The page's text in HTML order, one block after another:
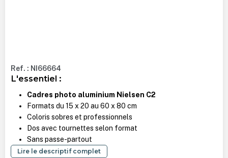
Ref. : NI66664
L'essentiel :
Cadres photo aluminium Nielsen C2
Formats du 15 x 20 au 60 x 80 cm
Coloris sobres et professionnels
Dos avec tournettes selon format
Sans passe-partout
Lire le descriptif complet